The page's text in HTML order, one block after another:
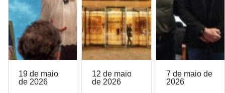
19 de maio
de 2026
12 de maio
de 2026
7 de maio de
2026